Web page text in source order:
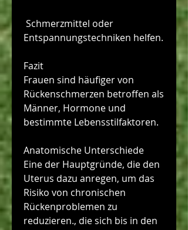
Entspannungstechniken helfen.
Fazit
Frauen sind häufiger von
Rückenschmerzen betroffen als
Männer, Hormone und
bestimmte Lebensstilfaktoren.
Anatomische Unterschiede
Eine der Hauptgründe, die den
Uterus dazu anregen, um das
Risiko von chronischen
Rückenproblemen zu
reduzieren., die sich bis in den